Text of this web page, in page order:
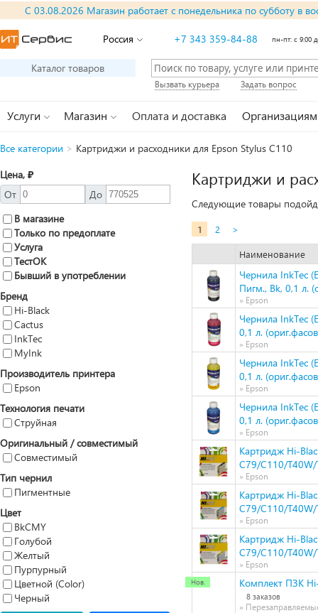
С 03.08.2026 Магазин работает с понедельника по субботу в
Россия +7 343 359-84-88 пн-пт: с 9:00
Каталог товаров
Вызвать курьера Задать вопрос
Услуги Магазин Оплата и доставка Организациям
Все категории > Картриджи и расходники для Epson Stylus C110
Цена, ₽
От
До
В магазине
Только по предоплате
Услуга
ТестОК
Бывший в употреблении
Бренд
Hi-Black
Cactus
InkTec
MyInk
Производитель принтера
Epson
Технология печати
Струйная
Оригинальный / совместимый
Совместимый
Тип чернил
Пигментные
Цвет
BkCMY
Голубой
Желтый
Пурпурный
Цветной (Color)
Черный
Картриджи и
Следующие товары
1 2 >
Наименование
Чернила InkTec
Пигм., Bk, 0,1 л.
» Epson
Чернила InkTec
0,1 л.
» Epson
Чернила InkTec
0,1 л.
» Epson
Чернила InkTec
0,1 л.
» Epson
Картридж Hi-
C79/C110/
» Epson
Картридж Hi-
C79/C110/
» Epson
Картридж Hi-
C79/C110/
» Epson
Комплект ПЗК
8 заказов
»